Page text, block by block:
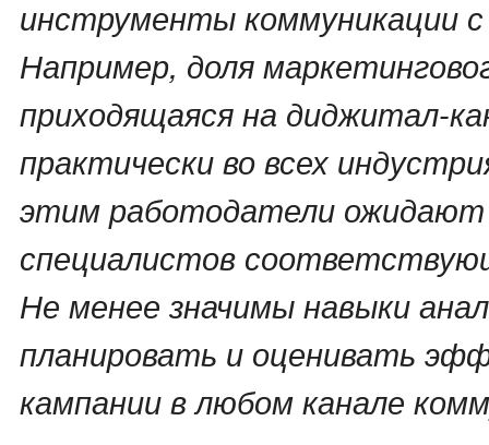
инструменты коммуникации
Например, доля
приходящаяся на диджитал-
практически во всех
этим работодатели
специалистов
Не менее значимы навыки
планировать и оценивать
кампании в любом канале